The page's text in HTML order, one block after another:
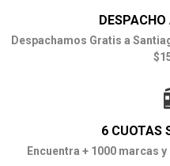
Despachamos Gratis a
6 CUOTAS
Encuentra + 1000 marcas